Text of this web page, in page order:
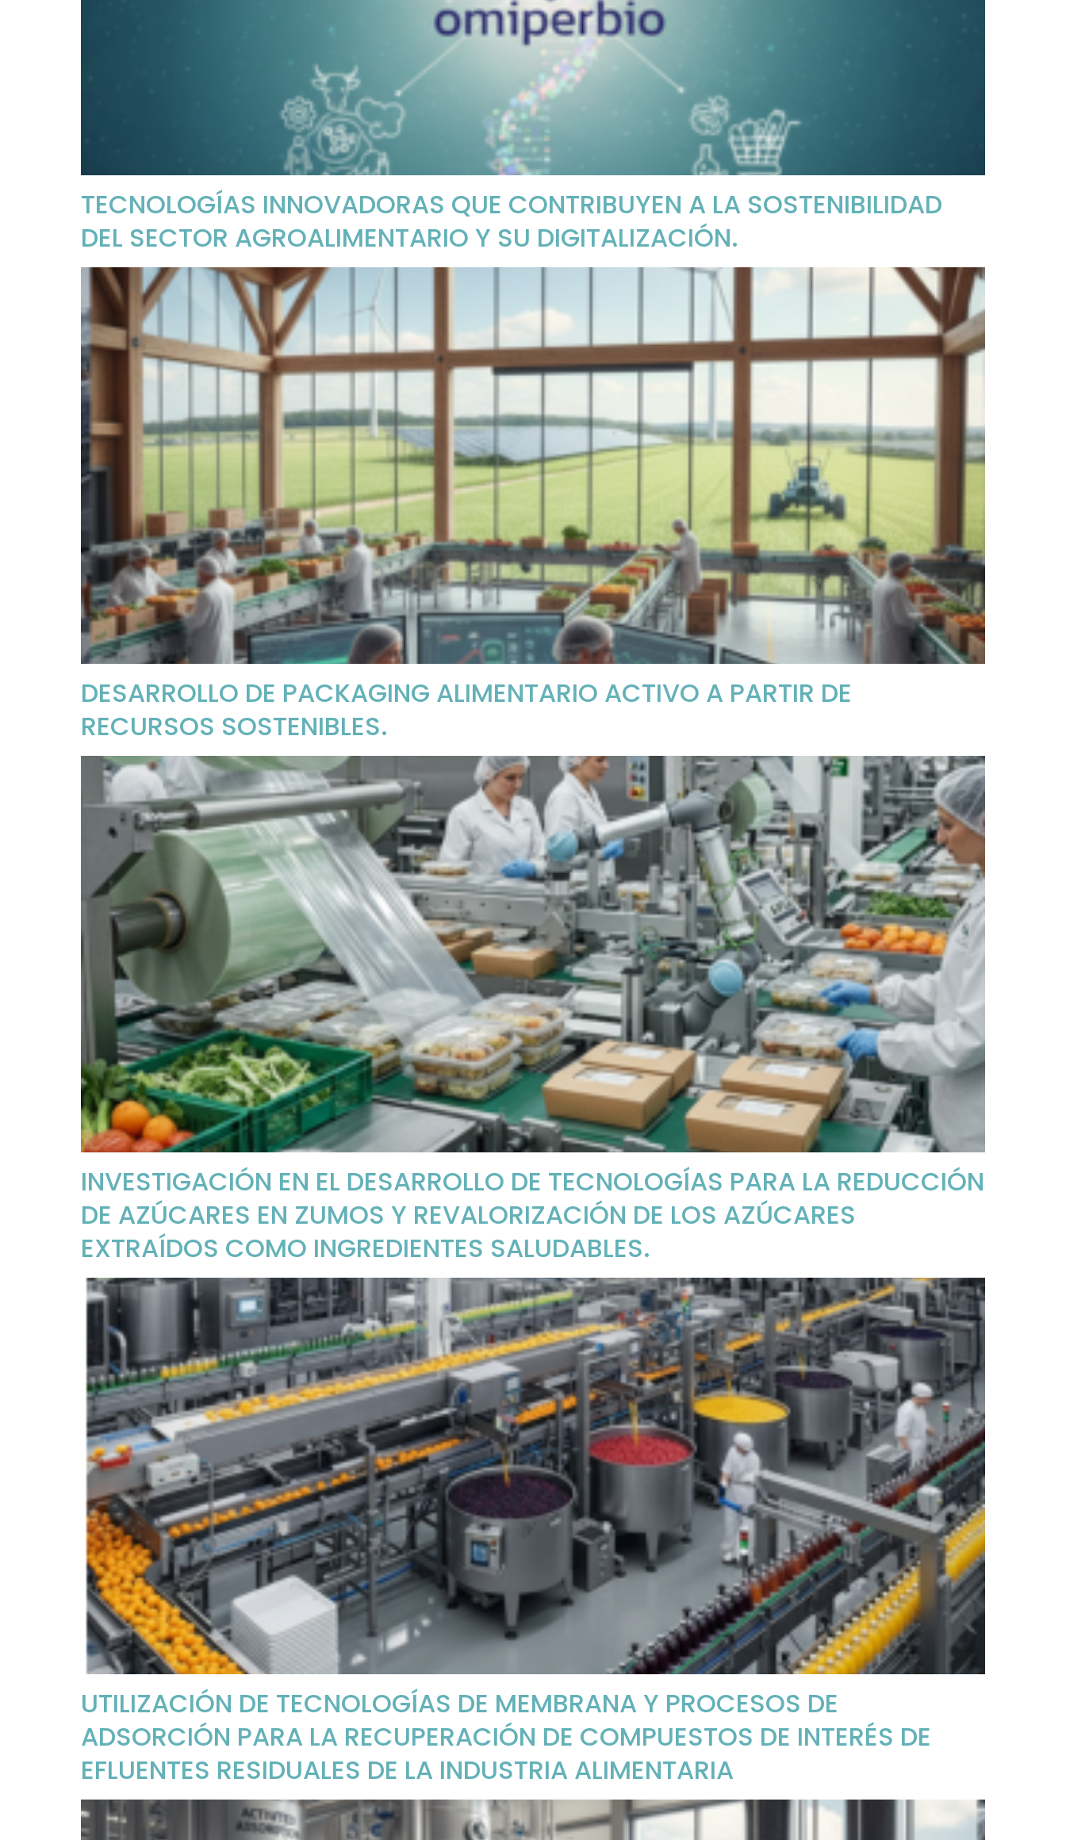
TECNOLOGÍAS INNOVADORAS QUE CONTRIBUYEN A LA SOSTENIBILIDAD
DEL SECTOR AGROALIMENTARIO Y SU DIGITALIZACIÓN.
DESARROLLO DE PACKAGING ALIMENTARIO ACTIVO A PARTIR DE
RECURSOS SOSTENIBLES.
INVESTIGACIÓN EN EL DESARROLLO DE TECNOLOGÍAS PARA LA REDUCCIÓN
DE AZÚCARES EN ZUMOS Y REVALORIZACIÓN DE LOS AZÚCARES
EXTRAÍDOS COMO INGREDIENTES SALUDABLES.
UTILIZACIÓN DE TECNOLOGÍAS DE MEMBRANA Y PROCESOS DE
ADSORCIÓN PARA LA RECUPERACIÓN DE COMPUESTOS DE INTERÉS DE
EFLUENTES RESIDUALES DE LA INDUSTRIA ALIMENTARIA